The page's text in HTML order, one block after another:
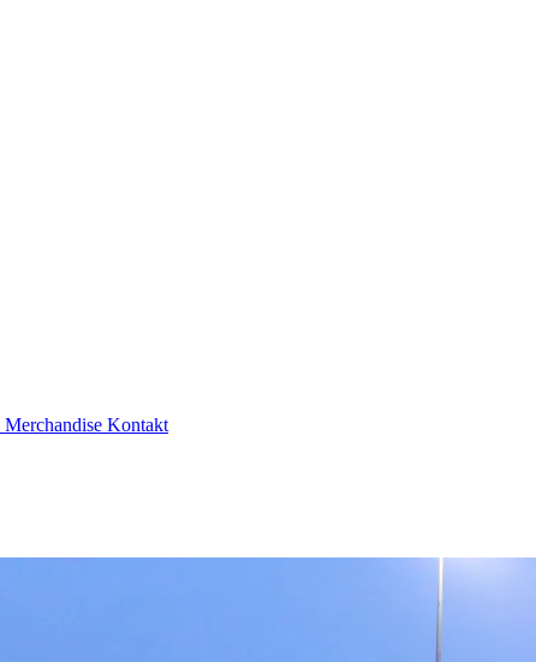
Merchandise Kontakt